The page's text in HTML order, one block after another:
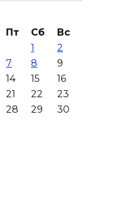
Пт Сб
Вс
1
2
7 8
9
14 15
16
21 22
23
28 29
30